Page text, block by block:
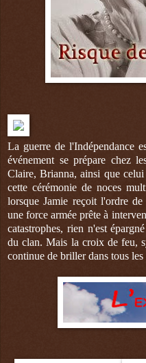
La guerre de l'Indépendance
événement se prépare chez
Claire, Brianna, ainsi que
cette cérémonie de noces
lorsque Jamie reçoit l'ordre
une force armée prête à
catastrophes, rien n'est
du clan. Mais la croix de feu,
continue de briller dans tous